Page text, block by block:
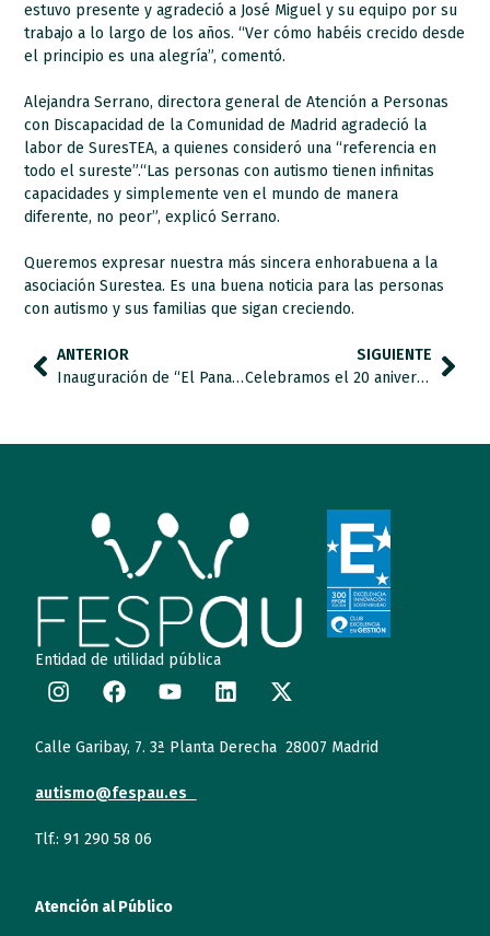
estuvo presente y agradeció a José Miguel y su equipo por su
trabajo a lo largo de los años. “Ver cómo habéis crecido desde
el principio es una alegría”, comentó.
Alejandra Serrano, directora general de Atención a Personas
con Discapacidad de la Comunidad de Madrid agradeció la
labor de SuresTEA, a quienes consideró una “referencia en
todo el sureste”.“Las personas con autismo tienen infinitas
capacidades y simplemente ven el mundo de manera
diferente, no peor”, explicó Serrano.
Queremos expresar nuestra más sincera enhorabuena a la
asociación Surestea. Es una buena noticia para las personas
con autismo y sus familias que sigan creciendo.
ANTERIOR
Inauguración de “El Panal”, primer centro integral y viviendas tuteladas de APNALP.
SIGUIENTE
Celebramos el 20 aniversario de APACU.
Entidad de utilidad pública
Calle Garibay, 7. 3ª Planta Derecha 28007 Madrid
autismo@fespau.es
Tlf.: 91 290 58 06
Atención al Público